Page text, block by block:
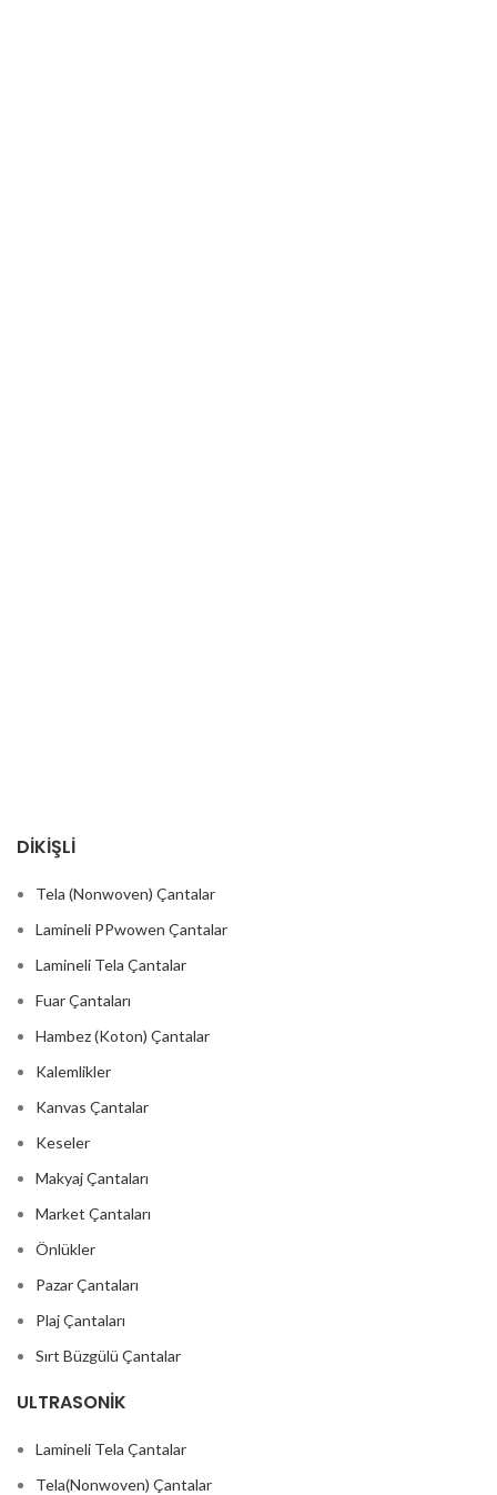
DİKİŞLİ
Tela (Nonwoven) Çantalar
Lamineli PPwowen Çantalar
Lamineli Tela Çantalar
Fuar Çantaları
Hambez (Koton) Çantalar
Kalemlikler
Kanvas Çantalar
Keseler
Makyaj Çantaları
Market Çantaları
Önlükler
Pazar Çantaları
Plaj Çantaları
Sırt Büzgülü Çantalar
ULTRASONİK
Lamineli Tela Çantalar
Tela(Nonwoven) Çantalar